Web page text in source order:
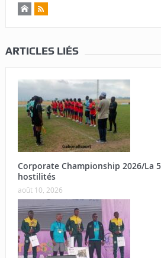
ARTICLES LIÉS
Corporate Championship 2026/La
hostilités
août 10, 2026